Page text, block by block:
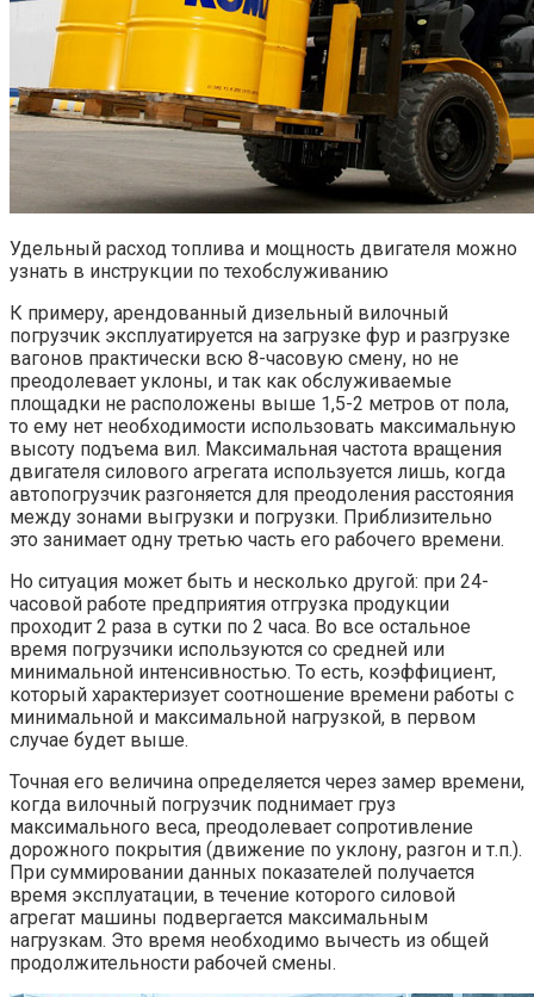
Удельный расход топлива и мощность двигателя можно
узнать в инструкции по техобслуживанию
К примеру, арендованный дизельный вилочный
погрузчик эксплуатируется на загрузке фур и разгрузке
вагонов практически всю 8-часовую смену, но не
преодолевает уклоны, и так как обслуживаемые
площадки не расположены выше 1,5-2 метров от пола,
то ему нет необходимости использовать максимальную
высоту подъема вил. Максимальная частота вращения
двигателя силового агрегата используется лишь, когда
автопогрузчик разгоняется для преодоления расстояния
между зонами выгрузки и погрузки. Приблизительно
это занимает одну третью часть его рабочего времени.
Но ситуация может быть и несколько другой: при 24-
часовой работе предприятия отгрузка продукции
проходит 2 раза в сутки по 2 часа. Во все остальное
время погрузчики используются со средней или
минимальной интенсивностью. То есть, коэффициент,
который характеризует соотношение времени работы с
минимальной и максимальной нагрузкой, в первом
случае будет выше.
Точная его величина определяется через замер времени,
когда вилочный погрузчик поднимает груз
максимального веса, преодолевает сопротивление
дорожного покрытия (движение по уклону, разгон и т.п.).
При суммировании данных показателей получается
время эксплуатации, в течение которого силовой
агрегат машины подвергается максимальным
нагрузкам. Это время необходимо вычесть из общей
продолжительности рабочей смены.